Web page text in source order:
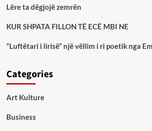
Lëre ta dëgjojë zemrën
KUR SHPATA FILLON TË ECË MBI NE
”Luftëtari i lirisë” një vëllim i ri poetik nga
Categories
Art Kulture
Business